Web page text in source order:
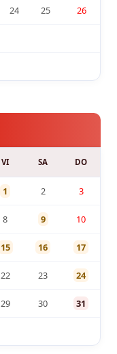
24 25 26
VI SA DO
1 2 3
8 9 10
15 16 17
22 23 24
29 30 31